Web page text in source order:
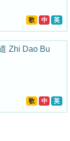
歌 中 英
Zhi Dao Bu
歌 中 英